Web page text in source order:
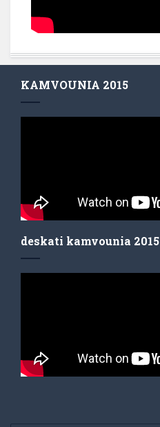
KAMVOUNIA 2015
deskati kamvounia 2015